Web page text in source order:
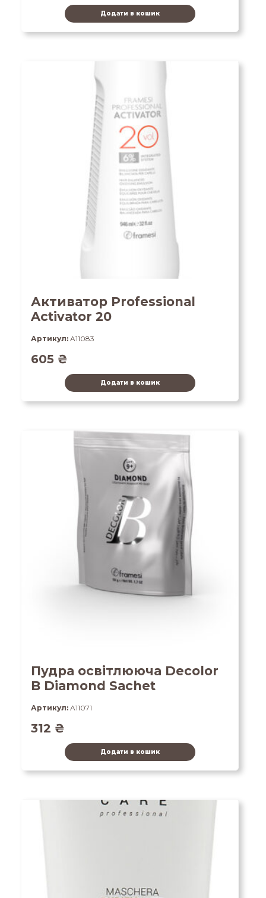
Додати в кошик
Активатор Professional
Activator 20
Артикул: A11083
605 ₴
Додати в кошик
Пудра освітлююча Decolor
B Diamond Sachet
Артикул: A11071
312 ₴
Додати в кошик